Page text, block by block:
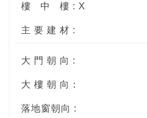
樓 中 樓 : X
主 要 建 材 :
大 門 朝 向 :
大 樓 朝 向：
落地窗朝向 :